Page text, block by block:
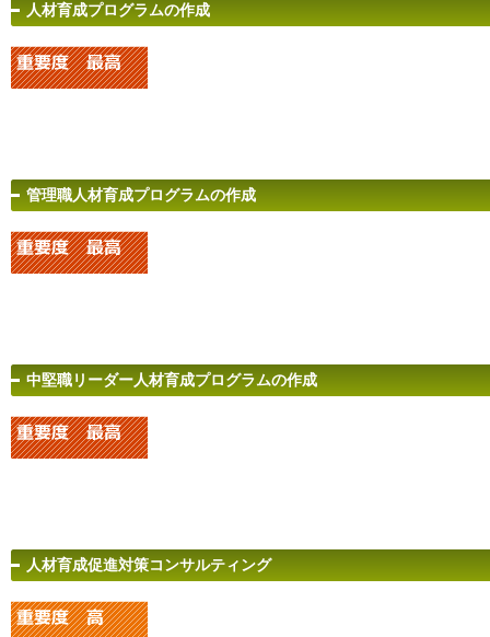
人材育成プログラムの作成
管理職人材育成プログラムの作成
中堅職リーダー人材育成プログラムの作成
人材育成促進対策コンサルティング